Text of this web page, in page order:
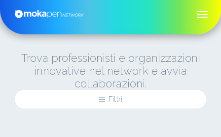
Trova professionisti e organizzazioni
innovative nel network e avvia
collaborazioni.
Filtri